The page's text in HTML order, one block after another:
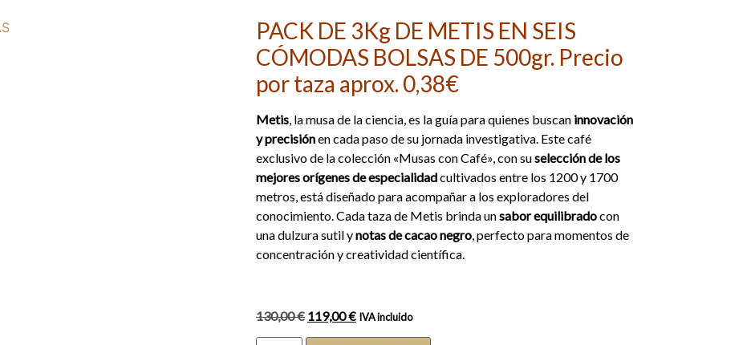
PACK DE 3Kg DE METIS EN SEIS
CÓMODAS BOLSAS DE 500gr. Precio
por taza aprox. 0,38€
Metis, la musa de la ciencia, es la guía para quienes buscan innovación
y precisiónen cada paso de su jornada investigativa. Este café
exclusivo de la colección «Musas con Café», con suselección de los
mejores orígenes de especialidadcultivados entre los 1200 y 1700
metros, está diseñado para acompañar a los exploradores del
conocimiento. Cada taza de Metis brinda unsabor equilibradocon
una dulzura sutil ynotas de cacao negro, perfecto para momentos de
concentración y creatividad científica.
130,00€ 119,00€ IVA incluido